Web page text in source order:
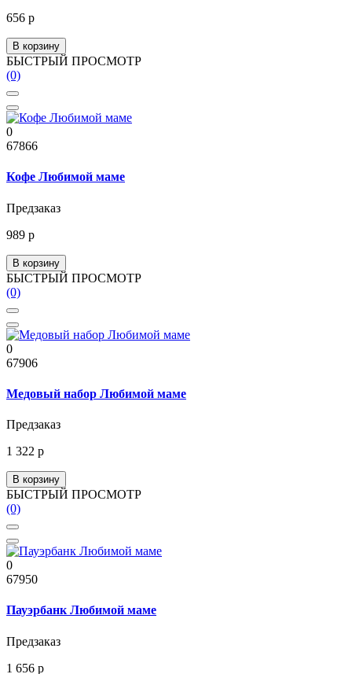
656 р
В корзину
БЫСТРЫЙ ПРОСМОТР
(0)
0
67866
Кофе Любимой маме
Предзаказ
989 р
В корзину
БЫСТРЫЙ ПРОСМОТР
(0)
0
67906
Медовый набор Любимой маме
Предзаказ
1 322 р
В корзину
БЫСТРЫЙ ПРОСМОТР
(0)
0
67950
Пауэрбанк Любимой маме
Предзаказ
1 656 р